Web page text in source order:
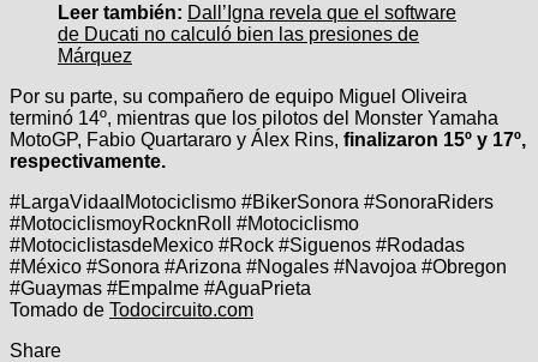
Leer también: Dall’Igna revela que el software
de Ducati no calculó bien las presiones de
Márquez
Por su parte, su compañero de equipo Miguel Oliveira
terminó 14º, mientras que los pilotos del Monster Yamaha
MotoGP, Fabio Quartararo y Álex Rins, finalizaron 15º y 17º,
respectivamente.
#LargaVidaalMotociclismo #BikerSonora #SonoraRiders
#MotociclismoyRocknRoll #Motociclismo
#MotociclistasdeMexico #Rock #Siguenos #Rodadas
#México #Sonora #Arizona #Nogales #Navojoa #Obregon
#Guaymas #Empalme #AguaPrieta
Tomado de Todocircuito.com
Share